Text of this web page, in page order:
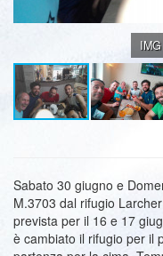
Sabato 30 giugno e
M.3703 dal rifugio
prevista per il 16 e 17
è cambiato il rifugio per il